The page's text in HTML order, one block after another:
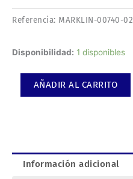
Referencia: MARKLIN-00740-02
Disponibilidad: 1 disponibles
Vagón
furgoneta
AÑADIR AL CARRITO
Información adicional